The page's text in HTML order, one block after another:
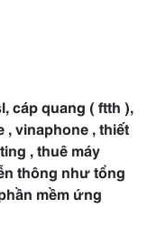
cáp quang ( ftth ),
, vinaphone , thiết
, thuê máy
thông như tổng
mềm ứng